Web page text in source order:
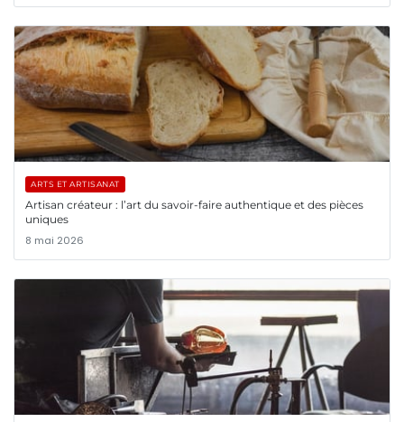
ARTS ET ARTISANAT
Artisan créateur : l’art du savoir-faire authentique et des pièces
uniques
8 mai 2026